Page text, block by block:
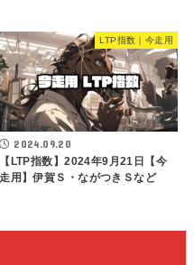
LTP指数｜今走用
2024.09.20
【LTP指数】2024年9月21日【今
走用】伊賀Ｓ・ながつきＳなど